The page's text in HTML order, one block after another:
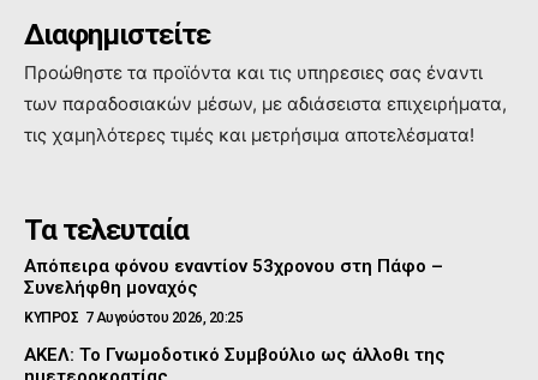
Διαφημιστείτε
Προώθηστε τα προϊόντα και τις υπηρεσιες σας έναντι
των παραδοσιακών μέσων, με αδιάσειστα επιχειρήματα,
τις χαμηλότερες τιμές και μετρήσιμα αποτελέσματα!
Τα τελευταία
Απόπειρα φόνου εναντίον 53χρονου στη Πάφο –
Συνελήφθη μοναχός
ΚΥΠΡΟΣ 7 Αυγούστου 2026, 20:25
ΑΚΕΛ: Το Γνωμοδοτικό Συμβούλιο ως άλλοθι της